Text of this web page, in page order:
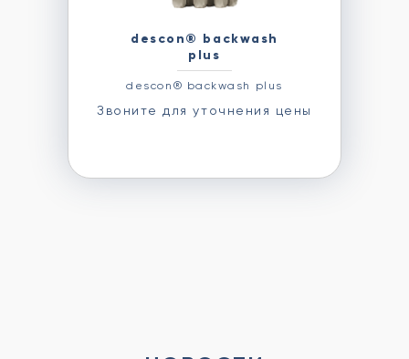
descon® backwash
plus
descon® backwash plus
Звоните для уточнения цены